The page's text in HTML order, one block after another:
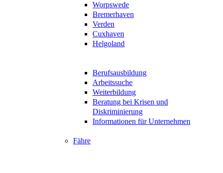
Worpswede
Bremerhaven
Verden
Cuxhaven
Helgoland
Berufsausbildung
Arbeitssuche
Weiterbildung
Beratung bei Krisen und
Diskriminierung
Informationen für Unternehmen
Fähre